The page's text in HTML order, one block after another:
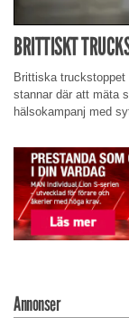
BRITTISKT
Brittiska truckstoppet
stannar där att mäta
hälsokampanj med
Annonser